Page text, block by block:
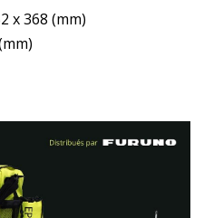
x 368 (mm)